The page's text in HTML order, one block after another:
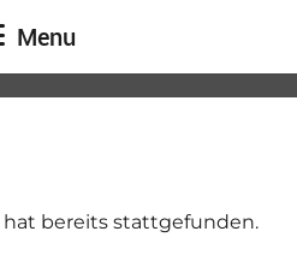
Menu
hat bereits stattgefunden.